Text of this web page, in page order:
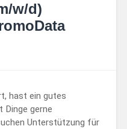
w/d)
hast ein gutes
Dinge gerne
Unterstützung für